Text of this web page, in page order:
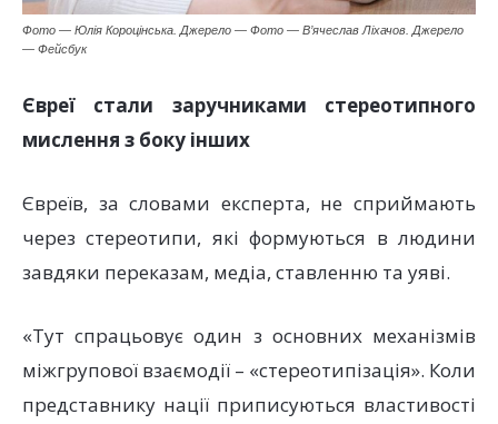
Фото — Юлія Короцінська. Джерело — Фото — В’ячеслав Ліхачов. Джерело
— Фейсбук
Євреї стали заручниками стереотипного
мислення з боку інших
Євреїв, за словами експерта, не сприймають
через стереотипи, які формуються в людини
завдяки переказам, медіа, ставленню та уяві.
«Тут спрацьовує один з основних механізмів
міжгрупової взаємодії – «стереотипізація». Коли
представнику нації приписуються властивості